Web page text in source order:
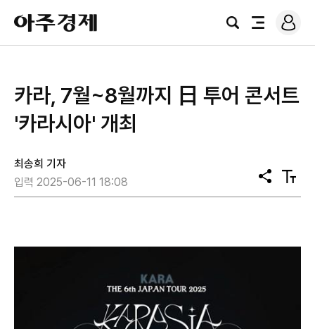
아
주
경
검
전
로
그
카라, 7월~8월까지 日 투어 콘서트
'카라시아' 개최
최송희 기자
입력 2025-06-11 18:08
공
유
텍
스